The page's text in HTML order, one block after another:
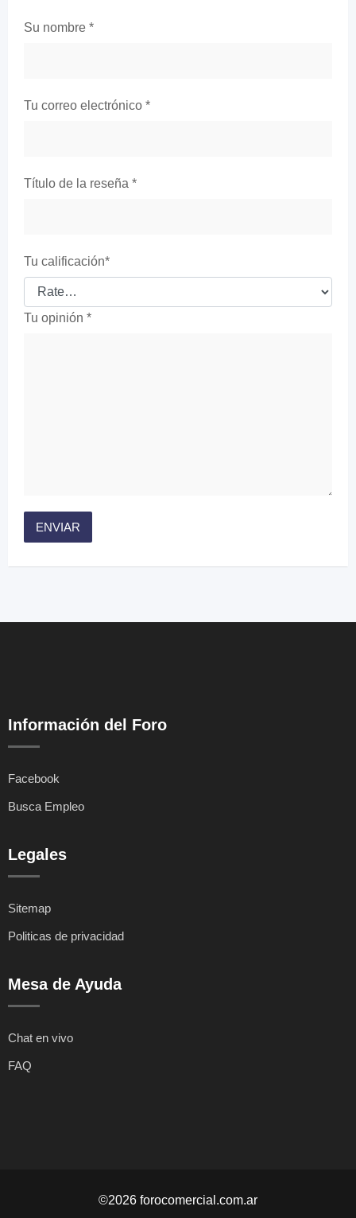
Su nombre *
Tu correo electrónico *
Título de la reseña *
Tu calificación*
Tu opinión *
Información del Foro
Facebook
Busca Empleo
Legales
Sitemap
Politicas de privacidad
Mesa de Ayuda
Chat en vivo
FAQ
©2026 forocomercial.com.ar